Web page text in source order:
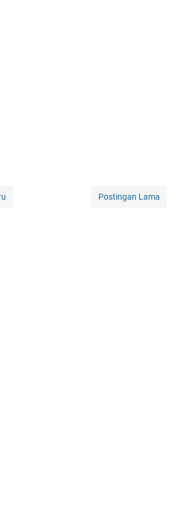
Postingan Lama